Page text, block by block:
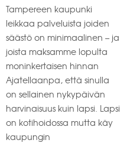
Tampereen kaupunki
leikkaa palveluista joiden
säästö on minimaalinen – ja
joista maksamme lopulta
moninkertaisen hinnan
Ajatellaanpa, että sinulla
on sellainen nykypäivän
harvinaisuus kuin lapsi. Lapsi
on kotihoidossa mutta käy
kaupungin